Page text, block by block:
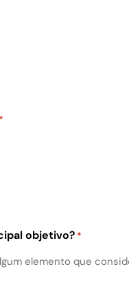
*
objetivo? *